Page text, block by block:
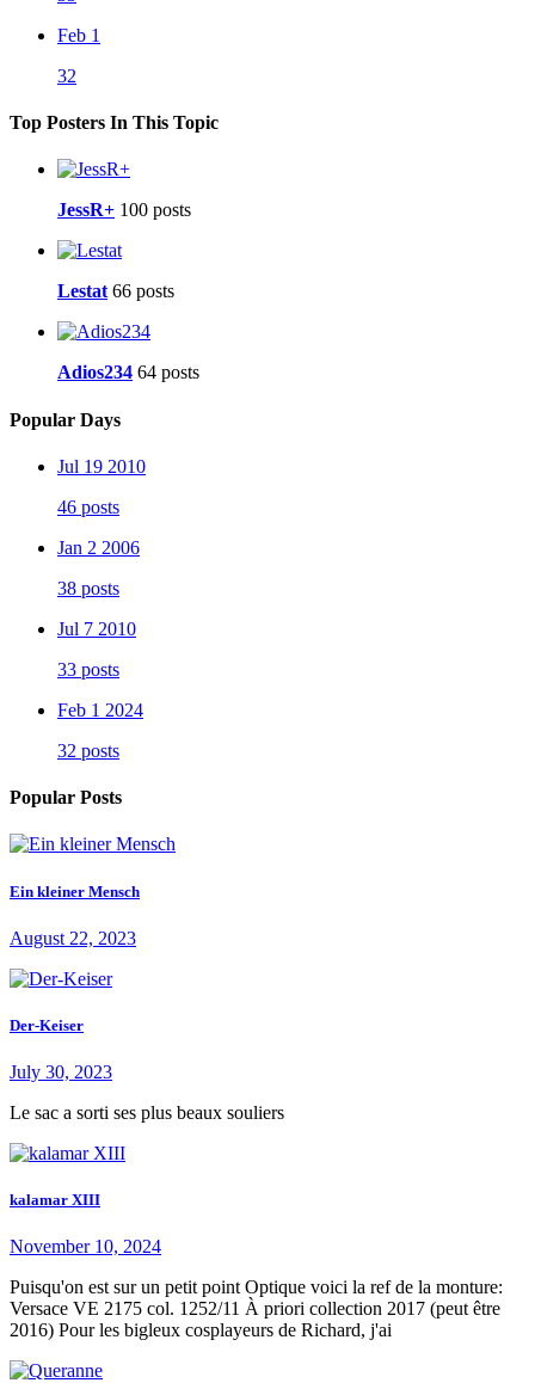
Feb 1
32
Top Posters In This Topic
JessR+ 100 posts
Lestat 66 posts
Adios234 64 posts
Popular Days
Jul 19 2010
46 posts
Jan 2 2006
38 posts
Jul 7 2010
33 posts
Feb 1 2024
32 posts
Popular Posts
Ein kleiner Mensch
August 22, 2023
Der-Keiser
July 30, 2023
Le sac a sorti ses plus beaux souliers
kalamar XIII
November 10, 2024
Puisqu'on est sur un petit point Optique voici la ref de la monture:
Versace VE 2175 col. 1252/11 À priori collection 2017 (peut être
2016) Pour les bigleux cosplayeurs de Richard, j'ai